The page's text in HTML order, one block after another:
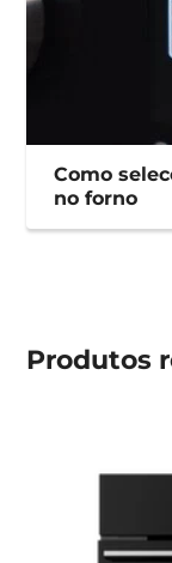
Como
no forno
Produtos